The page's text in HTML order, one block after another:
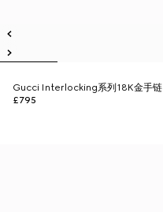
Gucci Interlocking系列18K金手链
£795